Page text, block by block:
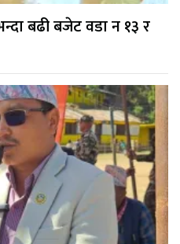
बढी बजेट वडा न १३ र